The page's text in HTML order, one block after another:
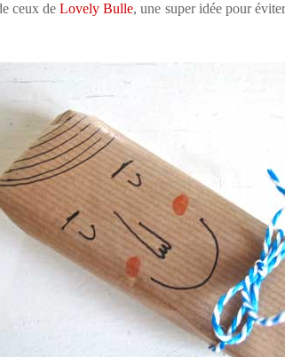
ceux deLovely Bulle, une super idée pour